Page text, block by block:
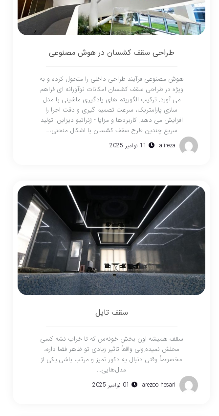
طراحی سقف کشسان در هوش مصنوعی
هوش مصنوعی فرآیند طراحی داخلی را متحول کرده و به
ویژه در طراحی سقف کشسان امکانات نوآورانه ای فراهم
می آورد. ترکیب الگوریتم های یادگیری ماشینی با مدل
سازی پارامتریک، سرعت تصمیم گیری و دقت اجرا را
افزایش می دهد. کاربردها و مزایا - ژنراتیو دیزاین: تولید
سریع چندین طرح سقف کشسان با اشکال منحنی،…
alireza 11 نوامبر 2025
سقف تایل
سقف همیشه اون بخش خونه‌س که تا خراب نشه کسی
محلش نمیده.ولی واقعاً تاثیر زیادی تو ظاهر فضا داره،
مخصوصاً وقتی دنبال یه دکور تمیز و مرتب باشی.یکی از
مدل‌هایی...
arezoo hesari 01 نوامبر 2025